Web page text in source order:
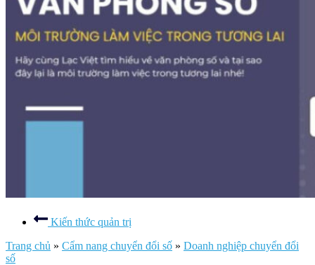
Kiến thức quản trị
Trang chủ » Cẩm nang chuyển đổi số » Doanh nghiệp chuyển đổi
số